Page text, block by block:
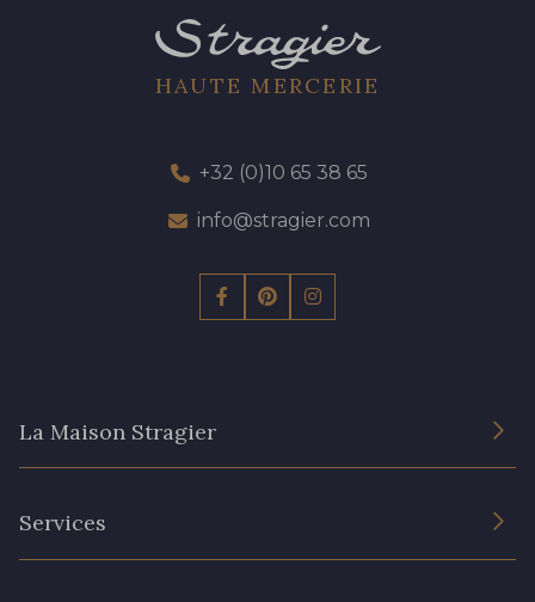
HAUTE MERCERIE
+32 (0)10 65 38 65
info@stragier.com
La Maison Stragier
Services